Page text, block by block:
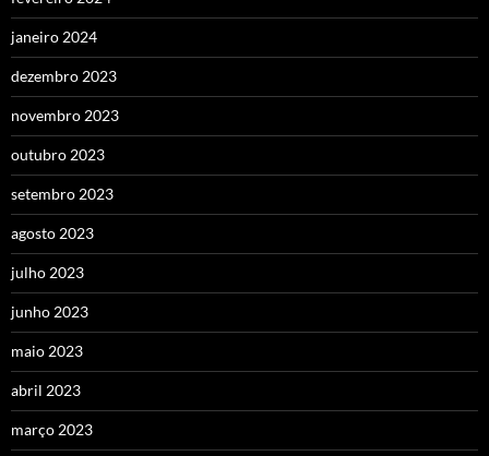
janeiro 2024
dezembro 2023
novembro 2023
outubro 2023
setembro 2023
agosto 2023
julho 2023
junho 2023
maio 2023
abril 2023
março 2023